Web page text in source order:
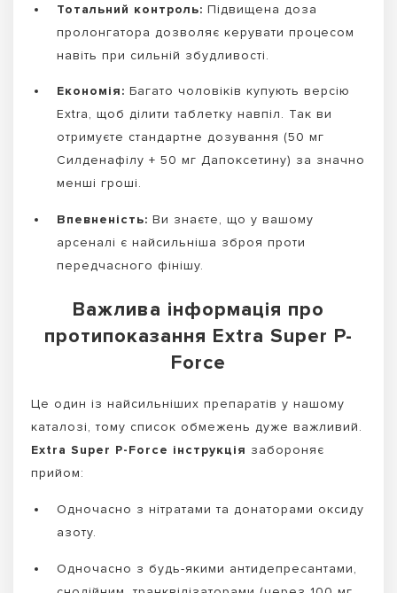
Тотальний контроль: Підвищена доза
пролонгатора дозволяє керувати процесом
навіть при сильній збудливості.
Економія: Багато чоловіків купують версію
Extra, щоб ділити таблетку навпіл. Так ви
отримуєте стандартне дозування (50 мг
Силденафілу + 50 мг Дапоксетину) за значно
менші гроші.
Впевненість: Ви знаєте, що у вашому
арсеналі є найсильніша зброя проти
передчасного фінішу.
Важлива інформація про
протипоказання Extra Super P-
Force
Це один із найсильніших препаратів у нашому
каталозі, тому список обмежень дуже важливий.
Extra Super P-Force інструкція забороняє
прийом:
Одночасно з нітратами та донаторами оксиду
азоту.
Одночасно з будь-якими антидепресантами,